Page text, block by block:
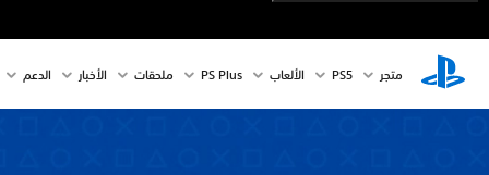
متجر PS5‏ الألعاب PS Plus ملحقات الأخبار الدعم